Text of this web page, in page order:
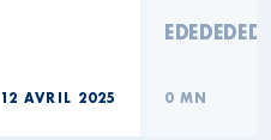
12 AVRIL 2025
EDEDEDED
0 MN